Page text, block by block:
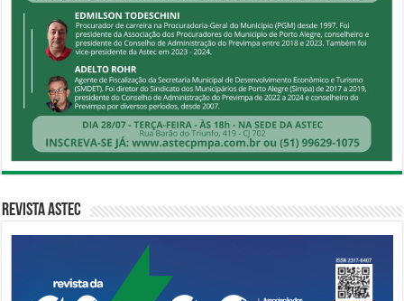
Revista Astec